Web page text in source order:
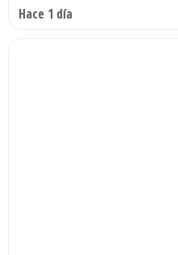
Hace 1 día